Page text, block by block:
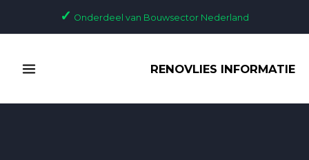
✓ Onderdeel van Bouwsector Nederland
MENU
RENOVLIES INFORMATIE